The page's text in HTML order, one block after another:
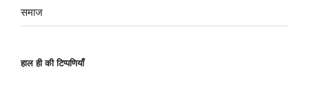
समाज
हाल ही की टिप्पणियाँ